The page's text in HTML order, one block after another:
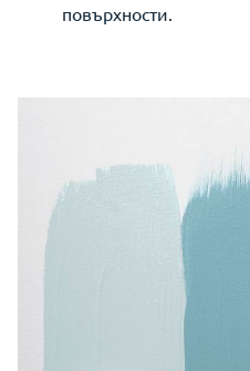
повърхности.